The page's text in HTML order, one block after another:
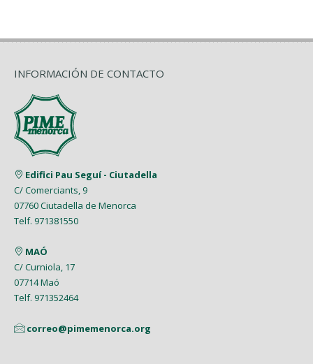
INFORMACIÓN DE CONTACTO
Edifici Pau Seguí - Ciutadella
C/ Comerciants, 9
07760 Ciutadella de Menorca
Telf. 971381550
MAÓ
C/ Curniola, 17
07714 Maó
Telf. 971352464
correo@pimemenorca.org